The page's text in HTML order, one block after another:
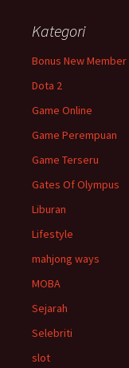
Kategori
Bonus New Member
Dota 2
Game Online
Game Perempuan
Game Terseru
Gates Of Olympus
Liburan
Lifestyle
mahjong ways
MOBA
Sejarah
Selebriti
slot